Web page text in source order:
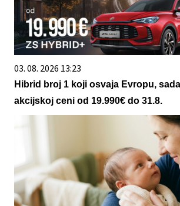
03. 08. 2026 13:23
Hibrid broj 1 koji osvaja Evropu,
akcijskoj ceni od 19.990€ do 31.8.